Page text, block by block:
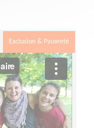
Exclusion & Pauvreté